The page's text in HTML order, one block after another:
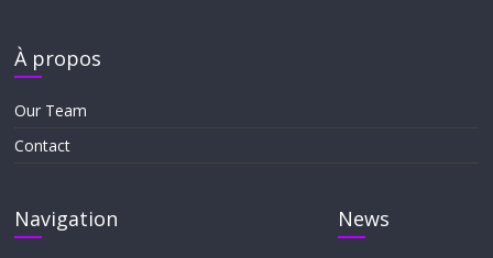
À propos
Our Team
Contact
Navigation News